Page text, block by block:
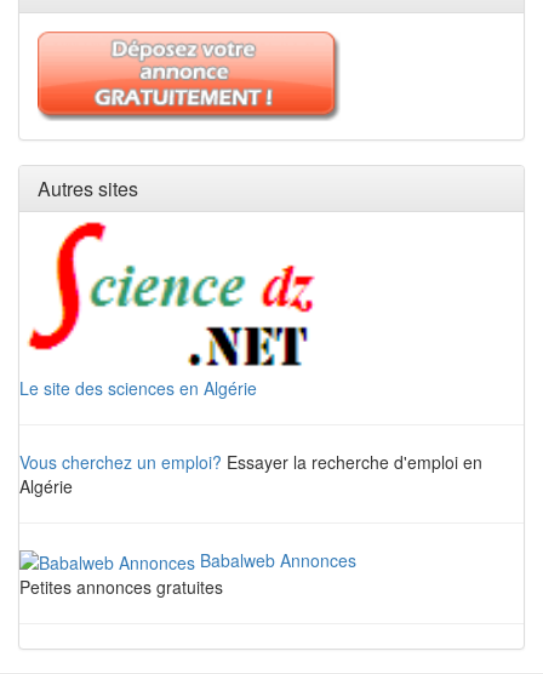
Autres sites
Le site des sciences en Algérie
Vous cherchez un emploi? Essayer la recherche d'emploi en
Algérie
Babalweb Annonces
Petites annonces gratuites